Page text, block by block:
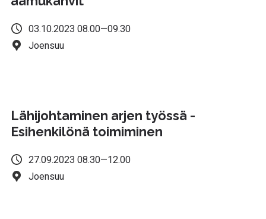
03.10.2023 08.00—09.30
Joensuu
Lähijohtaminen arjen työssä -
Esihenkilönä toimiminen
27.09.2023 08.30—12.00
Joensuu